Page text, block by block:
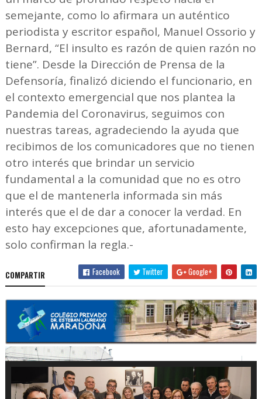
semejante, como lo afirmara un auténtico
periodista y escritor español, Manuel Ossorio y
Bernard, “El insulto es razón de quien razón no
tiene”. Desde la Dirección de Prensa de la
Defensoría, finalizó diciendo el funcionario, en
el contexto emergencial que nos plantea la
Pandemia del Coronavirus, seguimos con
nuestras tareas, agradeciendo la ayuda que
recibimos de los comunicadores que no tienen
otro interés que brindar un servicio
fundamental a la comunidad que no es otro
que el de mantenerla informada sin más
interés que el de dar a conocer la verdad. En
esto hay excepciones que, afortunadamente,
solo confirman la regla.-
COMPARTIR Facebook Twitter Google+